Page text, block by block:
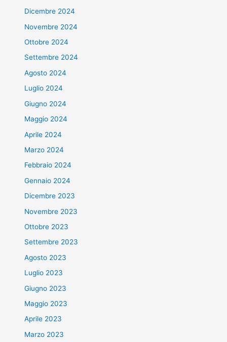
Dicembre 2024
Novembre 2024
Ottobre 2024
Settembre 2024
Agosto 2024
Luglio 2024
Giugno 2024
Maggio 2024
Aprile 2024
Marzo 2024
Febbraio 2024
Gennaio 2024
Dicembre 2023
Novembre 2023
Ottobre 2023
Settembre 2023
Agosto 2023
Luglio 2023
Giugno 2023
Maggio 2023
Aprile 2023
Marzo 2023